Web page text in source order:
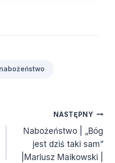
nabożeństwo
NASTĘPNY
Nabożeństwo | „Bóg
jest dziś taki sam”
|Mariusz Maikowski |